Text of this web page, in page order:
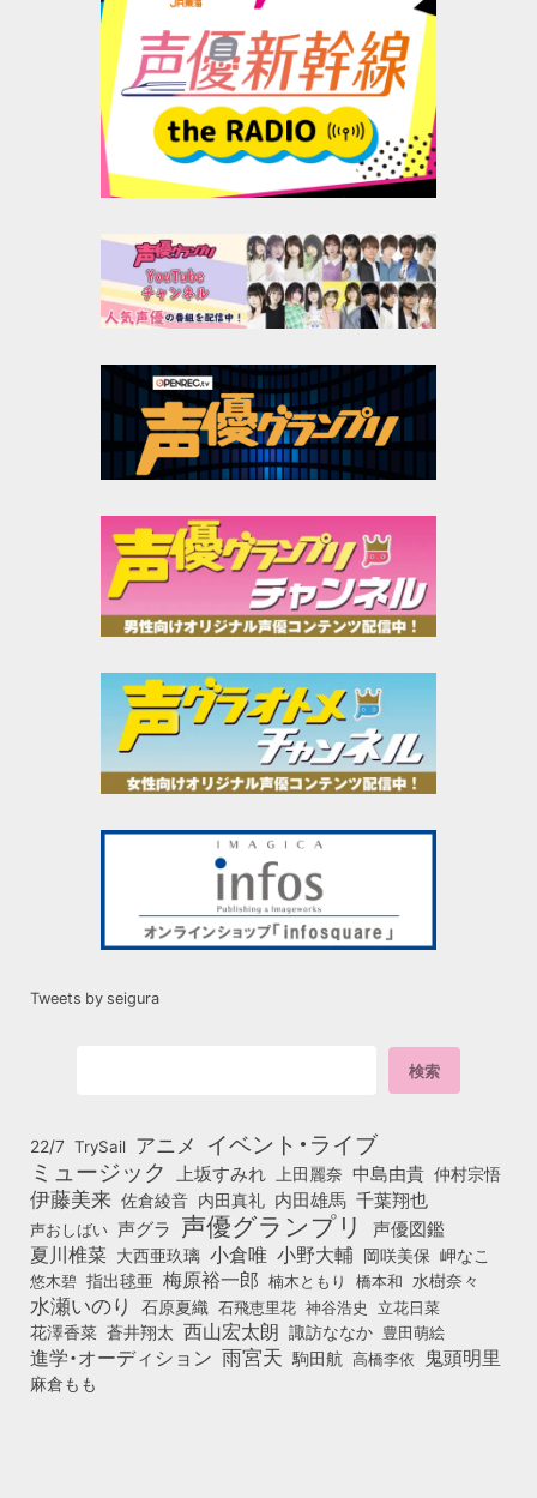
Tweets by seigura
22/7 TrySail アニメ イベント・ライブ
ミュージック 上坂すみれ 上田麗奈 中島由貴 仲村宗悟
伊藤美来 佐倉綾音 内田真礼 内田雄馬 千葉翔也
声おしばい 声グラ 声優グランプリ 声優図鑑
夏川椎菜 大西亜玖璃 小倉唯 小野大輔 岡咲美保 岬なこ
悠木碧 指出毬亜 梅原裕一郎 楠木ともり 橋本和 水樹奈々
水瀬いのり 石原夏織 石飛恵里花 神谷浩史 立花日菜
花澤香菜 蒼井翔太 西山宏太朗 諏訪ななか 豊田萌絵
進学・オーディション 雨宮天 駒田航 高橋李依 鬼頭明里
麻倉もも